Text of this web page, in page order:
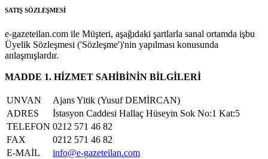
SATIŞ SÖZLEŞMESİ
e-gazeteilan.com ile Müşteri, aşağıdaki şartlarla sanal ortamda işbu
Üyelik Sözleşmesi ('Sözleşme')'nin yapılması konusunda
anlaşmışlardır.
MADDE 1. HİZMET SAHİBİNİN BİLGİLERİ
UNVAN
Ajans Yitik (Yusuf DEMİRCAN)
ADRES
İstasyon Caddesi Hallaç Hüseyin Sok No:1 Kat:5
TELEFON 0212 571 46 82
FAX
0212 571 46 82
E-MAİL
info@e-gazeteilan.com